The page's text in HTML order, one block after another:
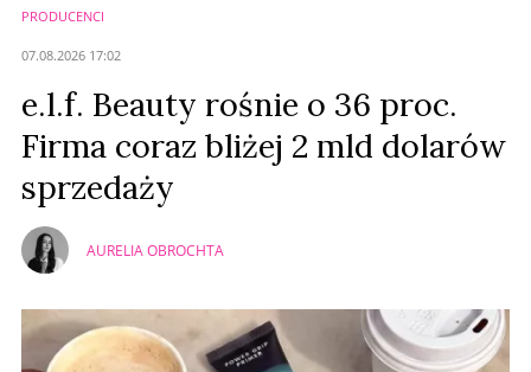
PRODUCENCI
07.08.2026 17:02
e.l.f. Beauty rośnie o 36 proc.
Firma coraz bliżej 2 mld dolarów
sprzedaży
AURELIA OBROCHTA